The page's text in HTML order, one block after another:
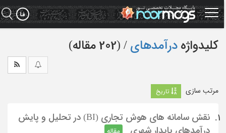
کلیدواژه درآمدهای ‏/ (202 مقاله)
مرتب سازی تاریخ
1.
نقش سامانه های هوش تجاری (BI) در تحلیل و پایش
درآمدهای پایدار شهری
مقاله